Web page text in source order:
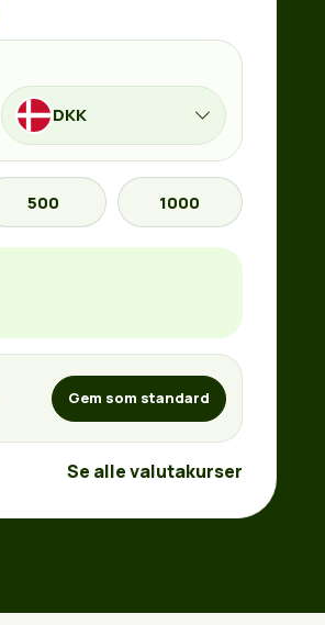
DKK
500 1000
Gem som standard
Se alle valutakurser